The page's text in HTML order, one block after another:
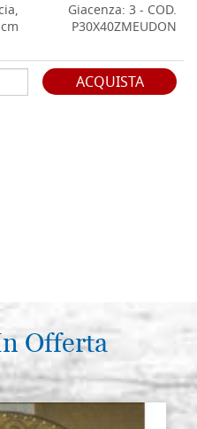
Giacenza: 3 - COD.
P30X40ZMEUDON
ACQUISTA
Offerta